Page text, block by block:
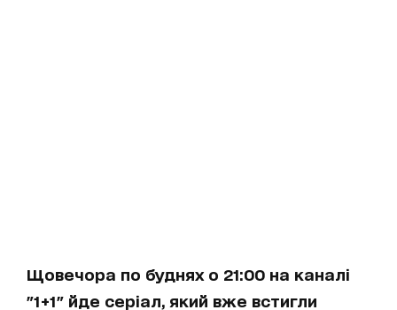
Щовечора по буднях о 21:00 на каналі
"1+1" йде серіал, який вже встигли